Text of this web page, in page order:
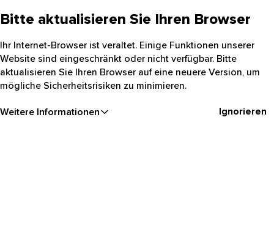
Bitte aktualisieren Sie Ihren Browser
Ihr Internet-Browser ist veraltet. Einige Funktionen unserer
Website sind eingeschränkt oder nicht verfügbar. Bitte
aktualisieren Sie Ihren Browser auf eine neuere Version, um
mögliche Sicherheitsrisiken zu minimieren.
Weitere Informationen Ignorieren